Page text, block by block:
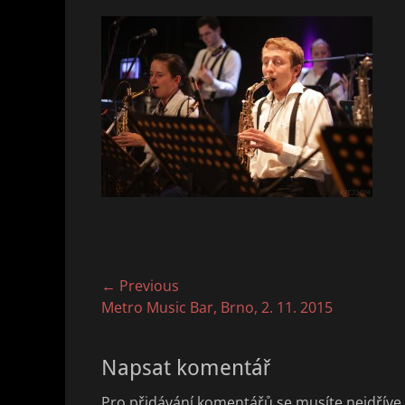
Navigace
pro
příspěvek
← Previous
Previous
Metro Music Bar, Brno, 2. 11. 2015
Napsat komentář